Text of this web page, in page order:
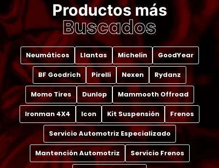
Productos más
Buscados
Neumáticos Llantas Michelin GoodYear
BF Goodrich Pirelli Nexen Rydanz
Momo Tires Dunlop Mammooth Offroad
Ironman 4X4 Icon Kit Suspensión Frenos
Servicio Automotriz Especializado
Mantención Automotriz Servicio Frenos